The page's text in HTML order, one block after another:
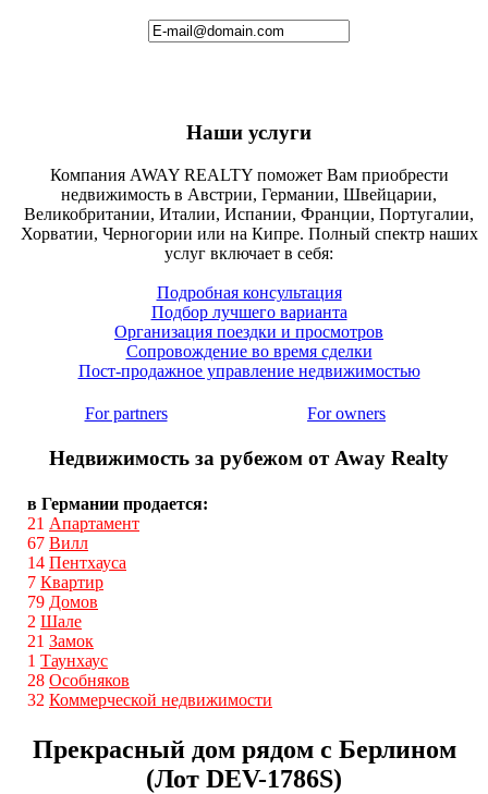
Наши услуги
Компания AWAY REALTY поможет Вам приобрести
недвижимость в Австрии, Германии, Швейцарии,
Великобритании, Италии, Испании, Франции, Португалии,
Хорватии, Черногории или на Кипре. Полный спектр наших
услуг включает в себя:
Подробная консультация
Подбор лучшего варианта
Организация поездки и просмотров
Сопровождение во время сделки
Пост-продажное управление недвижимостью
For partners For owners
Недвижимость за рубежом от Away Realty
в Германии продается:
21 Апартамент
67 Вилл
14 Пентхауса
7 Квартир
79 Домов
2 Шале
21 Замок
1 Таунхаус
28 Особняков
32 Коммерческой недвижимости
Прекрасный дом рядом с Берлином
(Лот DEV-1786S)